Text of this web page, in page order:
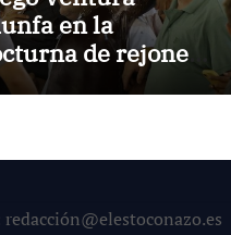
en la
de rejones
El Puerto